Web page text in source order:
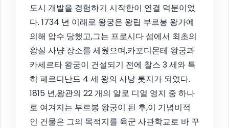
도시 개발을 경험하기 시작한이 연결 덕분이었
다. 1734 년 이래로 왕궁은 왕립 부르봉 왕가에
의해 압수 당했고,그는 프로시다 섬에서 최초의
왕실 사냥 장소를 세웠으며,카포디몬테 왕궁과
카세르타 왕궁이 건설되기 전에 찰스 3 세와 특
히 페르디난드 4 세 왕의 사냥 롯지가 되었다.
1815 년,왕관의 22 개의 알로 디얼 영지 중 하나
로 여겨지는 부르봉 왕궁이 된 후,이 기념비적
인 건물은 그의 목적지를 육군 사관학교로 바 꾸